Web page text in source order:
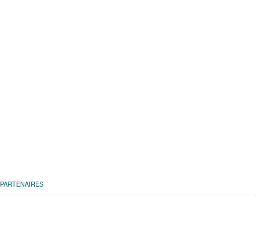
PARTENAIRES